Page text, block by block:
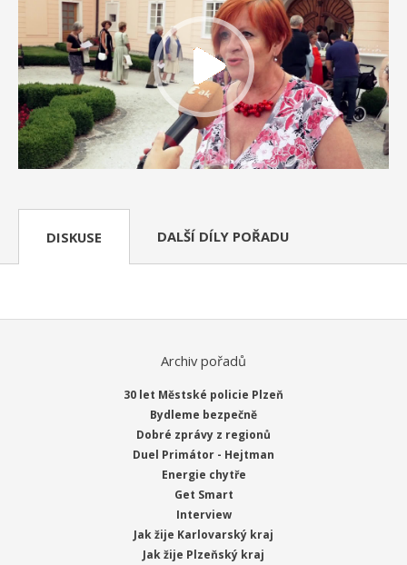
DISKUSE DALŠÍ DÍLY POŘADU
Archiv pořadů
30 let Městské policie Plzeň
Bydleme bezpečně
Dobré zprávy z regionů
Duel Primátor - Hejtman
Energie chytře
Get Smart
Interview
Jak žije Karlovarský kraj
Jak žije Plzeňský kraj